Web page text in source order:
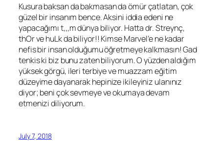
Kusura baksan da bakmasan da ömür çatlatan, çok
güzel bir insanım bence. Aksini iddia edeni ne
yapacağımı t,,,m dünya biliyor. Hatta dr. Streynç,
thOr ve huLk da biliyor!! Kimse Marvel’e ne kadar
nefis bir insan olduğumu öğretmeye kalkmasın! Gad
tenkis ki biz bunu zaten biliyorum. O yüzden aldığım
yüksek görgü, ileri terbiye ve muazzam eğitim
düzeyime dayanarak hepinize ikileyiniz ulanınız
diyor; beni çok sevmeye ve okumaya devam
etmenizi diliyorum.
July 7, 2018